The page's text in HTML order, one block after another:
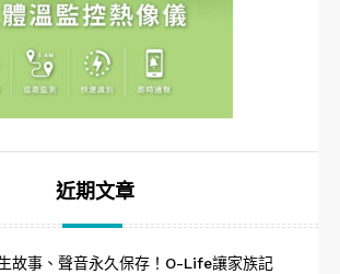
近期文章
故事、聲音永久保存！O-Life讓家族記